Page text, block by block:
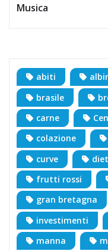
Musica
abiti
brasile
carne
colazione
curve
frutti rossi
gran bretagna
investimenti
manna